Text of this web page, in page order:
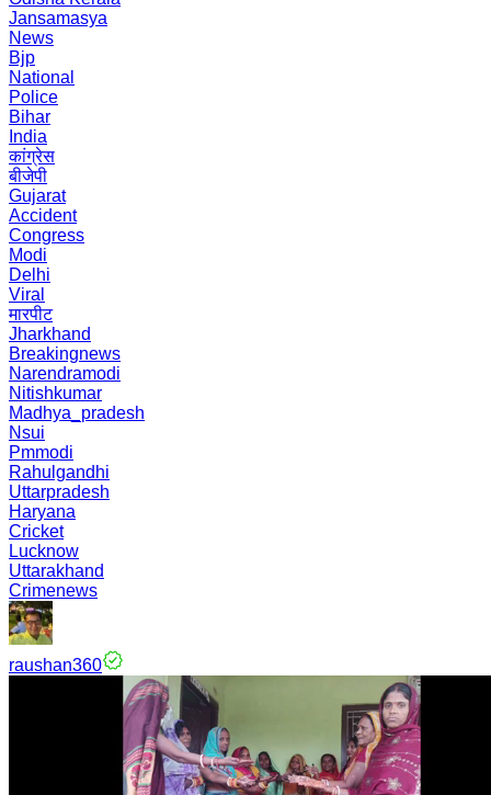
Jansamasya
News
Bjp
National
Police
Bihar
India
कांग्रेस
बीजेपी
Gujarat
Accident
Congress
Modi
Delhi
Viral
मारपीट
Jharkhand
Breakingnews
Narendramodi
Nitishkumar
Madhya_pradesh
Nsui
Pmmodi
Rahulgandhi
Uttarpradesh
Haryana
Cricket
Lucknow
Uttarakhand
Crimenews
raushan360